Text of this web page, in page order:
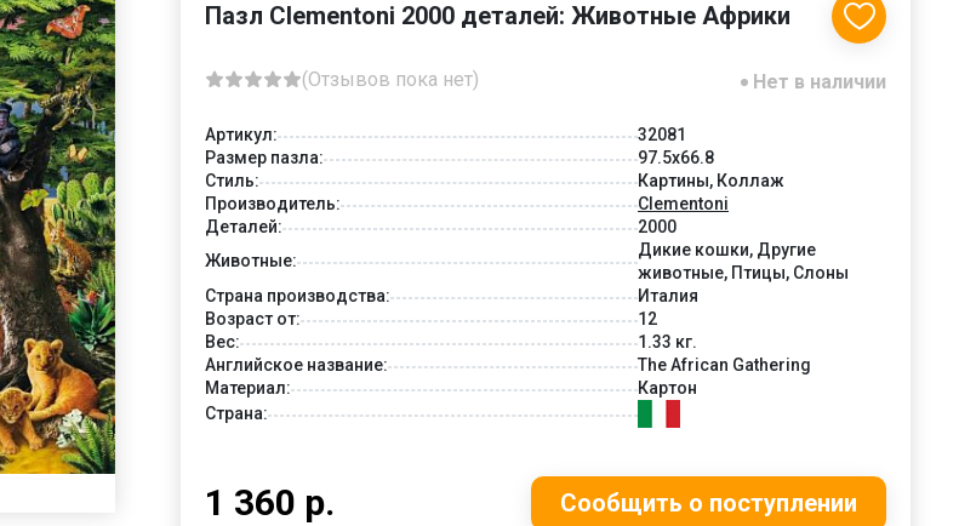
Пазл Clementoni 2000 деталей: Животные Африки
(Отзывов пока нет) Нет в наличии
Артикул:
32081
Размер пазла:
97.5x66.8
Стиль:
Картины, Коллаж
Производитель:
Clementoni
Деталей:
2000
Животные:
Дикие кошки, Другие
животные, Птицы, Слоны
Страна производства:
Италия
Возраст от:
12
Вес:
1.33 кг.
Английское название:
The African Gathering
Материал:
Картон
Страна:
1 360 р. Сообщить о поступлении